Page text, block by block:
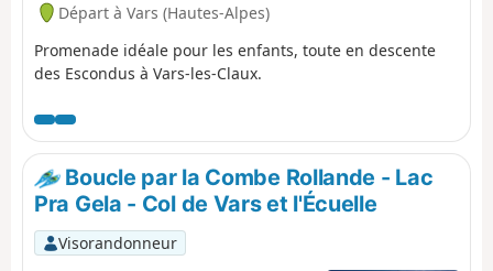
Départ à Vars (Hautes-Alpes)
Promenade idéale pour les enfants, toute en descente
des Escondus à Vars-les-Claux.
Boucle par la Combe Rollande - Lac
Pra Gela - Col de Vars et l'Écuelle
Visorandonneur